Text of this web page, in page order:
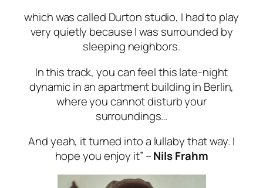
which was called Durton studio, I had to play
very quietly because I was surrounded by
sleeping neighbors.
In this track, you can feel this late-night
dynamic in an apartment building in Berlin,
where you cannot disturb your
surroundings…
And yeah, it turned into a lullaby that way. I
hope you enjoy it” –NilsFrahm